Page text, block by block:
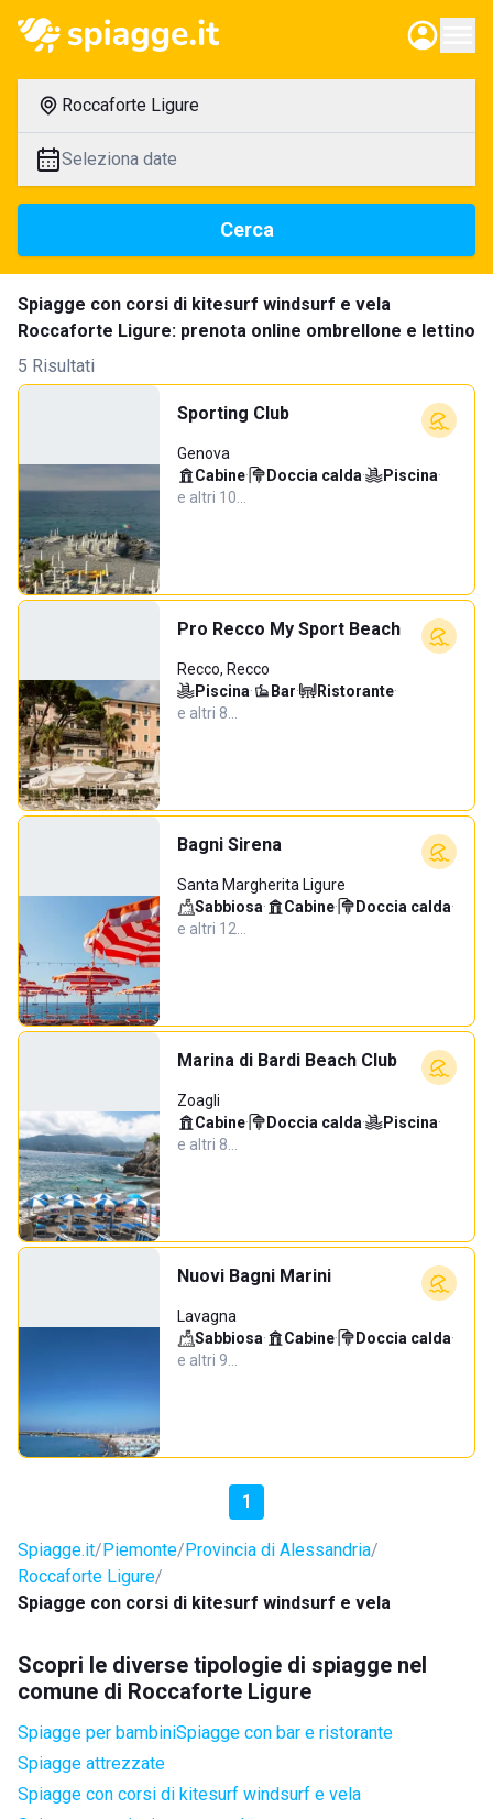
Roccaforte Ligure
Seleziona date
Cerca
Spiagge con corsi di kitesurf windsurf e vela
Roccaforte Ligure: prenota online ombrellone e lettino
5 Risultati
Sporting Club
Genova
Cabine· Doccia calda· Piscina·
e altri 10…
Pro Recco My Sport Beach
Recco, Recco
Piscina· Bar· Ristorante·
e altri 8…
Bagni Sirena
Santa Margherita Ligure
Sabbiosa· Cabine· Doccia calda·
e altri 12…
Marina di Bardi Beach Club
Zoagli
Cabine· Doccia calda· Piscina·
e altri 8…
Nuovi Bagni Marini
Lavagna
Sabbiosa· Cabine· Doccia calda·
e altri 9…
1
Spiagge.it Piemonte Provincia di Alessandria
Roccaforte Ligure
Spiagge con corsi di kitesurf windsurf e vela
Scopri le diverse tipologie di spiagge nel
comune di Roccaforte Ligure
Spiagge per bambiniSpiagge con bar e ristorante
Spiagge attrezzate
Spiagge con corsi di kitesurf windsurf e vela